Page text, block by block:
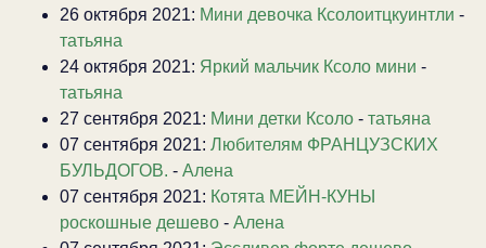
26 октября 2021: Мини девочка Ксолоитцкуинтли -
татьяна
24 октября 2021: Яркий мальчик Ксоло мини -
татьяна
27 сентября 2021: Мини детки Ксоло - татьяна
07 сентября 2021: Любителям ФРАНЦУЗСКИХ
БУЛЬДОГОВ. - Алена
07 сентября 2021: Котята МЕЙН-КУНЫ
роскошные дешево - Алена